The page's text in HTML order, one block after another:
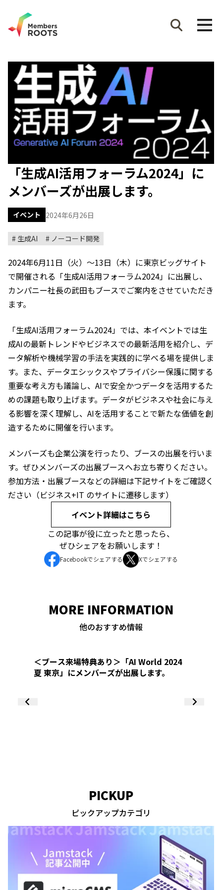
「生成AI活用フォーラム2024」に
メンバーズが出展します。
イベント 2024年6月26日
生成AI ノーコード開発
2024年6月11日（火）～13日（木）に東京ビッグサイト
で開催される「生成AI活用フォーラム2024」に出展し、
カンパニー社長の武田もブースでご案内をさせていただき
ます。
「生成AI活用フォーラム2024」では、本イベントでは生
成AIの最新トレンドやビジネスでの最新活用を紹介し、デ
ータ解析や機械学習の手法を実践的に学べる場を提供しま
す。また、データエシックスやプライバシー保護に関する
重要な考え方も議論し、AIで安全かつデータを活用するた
めの課題も取り上げます。データがビジネスや社会に与え
る影響を深く理解し、AIを活用することで新たな価値を創
造するために開催を行います。
メンバーズも企業公演を行ったり、ブースの出展を行いま
す。ぜひメンバーズの出展ブースへお立ち寄りください。
参加方法・出展ブースなどの詳細は下記サイトをご確認く
ださい（ビジネス+IT のサイトに遷移します）
イベント詳細はこちら
この記事が役に立ったと思ったら、
ぜひシェアをお願いします！
Facebookでシェアする Xでシェアする
MORE INFORMATION
他のおすすめ情報
＜ブース来場特典あり＞「AI World 2024
夏 東京」にメンバーズが出展します。
PICKUP
ピックアップカテゴリ